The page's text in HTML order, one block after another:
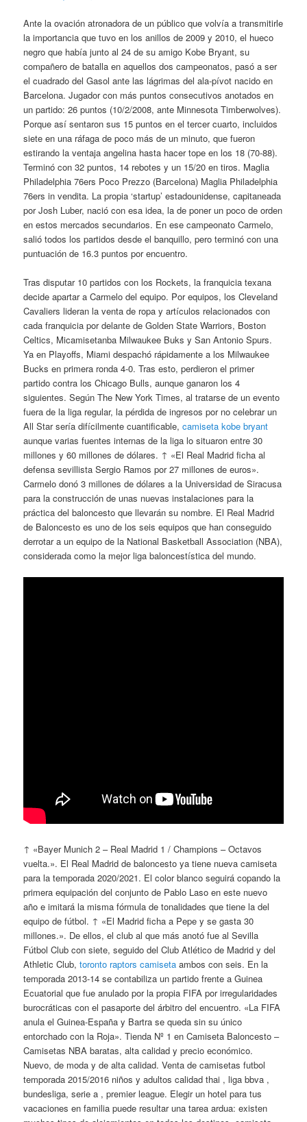
Ante la ovación atronadora de un público que volvía a transmitirle
la importancia que tuvo en los anillos de 2009 y 2010, el hueco
negro que había junto al 24 de su amigo Kobe Bryant, su
compañero de batalla en aquellos dos campeonatos, pasó a ser
el cuadrado del Gasol ante las lágrimas del ala-pívot nacido en
Barcelona. Jugador con más puntos consecutivos anotados en
un partido: 26 puntos (10/2/2008, ante Minnesota Timberwolves).
Porque así sentaron sus 15 puntos en el tercer cuarto, incluidos
siete en una ráfaga de poco más de un minuto, que fueron
estirando la ventaja angelina hasta hacer tope en los 18 (70-88).
Terminó con 32 puntos, 14 rebotes y un 15/20 en tiros. Maglia
Philadelphia 76ers Poco Prezzo (Barcelona) Maglia Philadelphia
76ers in vendita. La propia ‘startup’ estadounidense, capitaneada
por Josh Luber, nació con esa idea, la de poner un poco de orden
en estos mercados secundarios. En ese campeonato Carmelo,
salió todos los partidos desde el banquillo, pero terminó con una
puntuación de 16.3 puntos por encuentro.
Tras disputar 10 partidos con los Rockets, la franquicia texana
decide apartar a Carmelo del equipo. Por equipos, los Cleveland
Cavaliers lideran la venta de ropa y artículos relacionados con
cada franquicia por delante de Golden State Warriors, Boston
Celtics, Micamisetanba Milwaukee Buks y San Antonio Spurs.
Ya en Playoffs, Miami despachó rápidamente a los Milwaukee
Bucks en primera ronda 4-0. Tras esto, perdieron el primer
partido contra los Chicago Bulls, aunque ganaron los 4
siguientes. Según The New York Times, al tratarse de un evento
fuera de la liga regular, la pérdida de ingresos por no celebrar un
All Star sería difícilmente cuantificable,camiseta kobe bryant
aunque varias fuentes internas de la liga lo situaron entre 30
millones y 60 millones de dólares. ↑ «El Real Madrid ficha al
defensa sevillista Sergio Ramos por 27 millones de euros».
Carmelo donó 3 millones de dólares a la Universidad de Siracusa
para la construcción de unas nuevas instalaciones para la
práctica del baloncesto que llevarán su nombre. El Real Madrid
de Baloncesto es uno de los seis equipos que han conseguido
derrotar a un equipo de la National Basketball Association (NBA),
considerada como la mejor liga baloncestística del mundo.
↑ «Bayer Munich 2 – Real Madrid 1 / Champions – Octavos
vuelta.». El Real Madrid de baloncesto ya tiene nueva camiseta
para la temporada 2020/2021. El color blanco seguirá copando la
primera equipación del conjunto de Pablo Laso en este nuevo
año e imitará la misma fórmula de tonalidades que tiene la del
equipo de fútbol. ↑ «El Madrid ficha a Pepe y se gasta 30
millones.». De ellos, el club al que más anotó fue al Sevilla
Fútbol Club con siete, seguido del Club Atlético de Madrid y del
Athletic Club,toronto raptors camiseta ambos con seis. En la
temporada 2013-14 se contabiliza un partido frente a Guinea
Ecuatorial que fue anulado por la propia FIFA por irregularidades
burocráticas con el pasaporte del árbitro del encuentro. «La FIFA
anula el Guinea-España y Bartra se queda sin su único
entorchado con la Roja». Tienda Nº 1 en Camiseta Baloncesto –
Camisetas NBA baratas, alta calidad y precio económico.
Nuevo, de moda y de alta calidad. Venta de camisetas futbol
temporada 2015/2016 niños y adultos calidad thai , liga bbva ,
bundesliga, serie a , premier league. Elegir un hotel para tus
vacaciones en familia puede resultar una tarea ardua: existen